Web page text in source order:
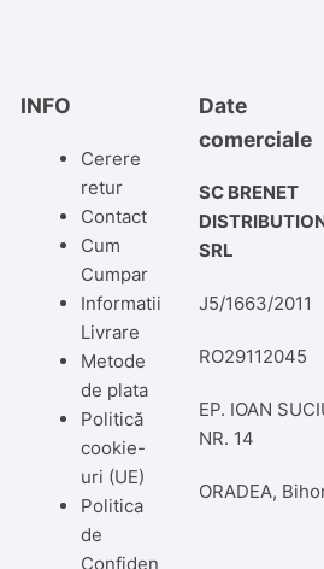
INFO
Cerere
retur
Contact
Cum
Cumpar
Informatii
Livrare
Metode
de plata
Politică
cookie-
uri (UE)
Politica
de
Confiden
Date
comerciale
SC BRENET
SRL
J5/1663/2011
RO29112045
EP. IOAN
NR. 14
ORADEA,